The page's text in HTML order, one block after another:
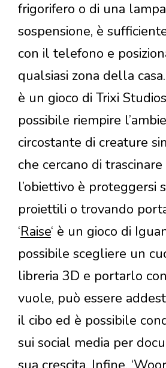
frigorifero o di una
sospensione, è
con il telefono e
qualsiasi zona della casa.
è un gioco di Trixi
possibile riempire
circostante di creature
che cercano di
l’obiettivo è proteggersi
proiettili o trovando
‘Raise‘ è un gioco di
possibile scegliere un
libreria 3D e portarlo
vuole, può essere
il cibo ed è possibile
sui social media per